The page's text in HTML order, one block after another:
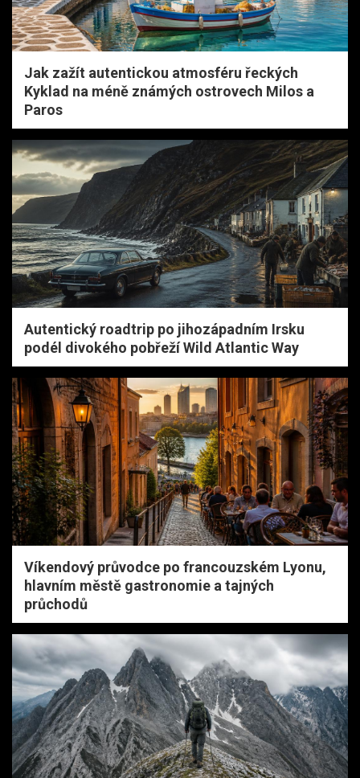
Jak zažít autentickou atmosféru řeckých
Kyklad na méně známých ostrovech Milos a
Paros
Autentický roadtrip po jihozápadním Irsku
podél divokého pobřeží Wild Atlantic Way
Víkendový průvodce po francouzském Lyonu,
hlavním městě gastronomie a tajných
průchodů